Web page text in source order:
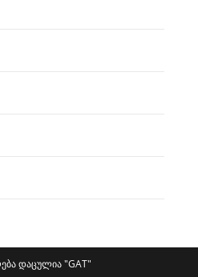
დაცულია "GAT"